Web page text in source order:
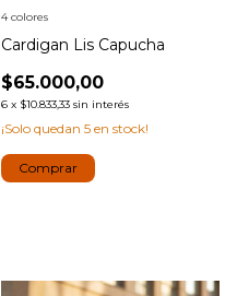
Cardigan Lis Capucha
$65.000,00
6 x $10.833,33 sin interés
¡Solo quedan 5 en stock!
4 colores
Comprar